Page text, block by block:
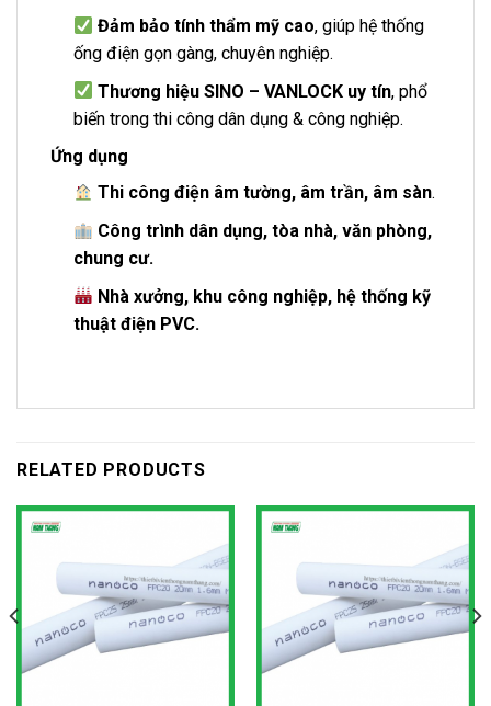
Đảm bảo tính thẩm mỹ cao, giúp hệ thống
ống điện gọn gàng, chuyên nghiệp.
Thương hiệu SINO – VANLOCK uy tín, phổ
biến trong thi công dân dụng & công nghiệp.
Ứng dụng
Thi công điện âm tường, âm trần, âm sàn.
Công trình dân dụng, tòa nhà, văn phòng,
chung cư.
Nhà xưởng, khu công nghiệp, hệ thống kỹ
thuật điện PVC.
RELATED PRODUCTS